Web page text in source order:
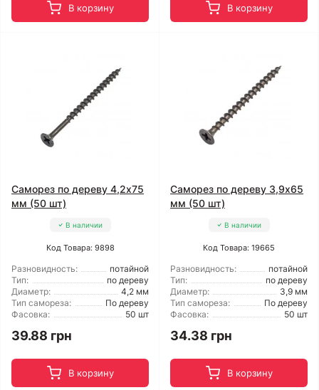
В корзину В корзину
Саморез по дереву 4,2x75
мм (50 шт)
В наличии
Код Товара: 9898
Разновидность:
потайной
Тип:
по дереву
Диаметр:
4,2 мм
Тип самореза:
По дереву
Фасовка:
50 шт
39.88 грн
В корзину
Саморез по дереву 3,9x65
мм (50 шт)
В наличии
Код Товара: 19665
Разновидность:
потайной
Тип:
по дереву
Диаметр:
3,9 мм
Тип самореза:
По дереву
Фасовка:
50 шт
34.38 грн
В корзину